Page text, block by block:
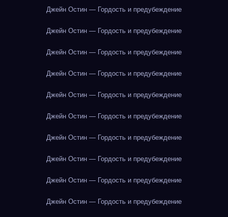
Джейн Остин — Гордость и предубеждение
Джейн Остин — Гордость и предубеждение
Джейн Остин — Гордость и предубеждение
Джейн Остин — Гордость и предубеждение
Джейн Остин — Гордость и предубеждение
Джейн Остин — Гордость и предубеждение
Джейн Остин — Гордость и предубеждение
Джейн Остин — Гордость и предубеждение
Джейн Остин — Гордость и предубеждение
Джейн Остин — Гордость и предубеждение